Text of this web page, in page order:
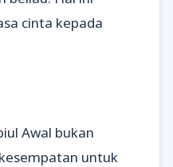
cinta kepada
Awal bukan
untuk